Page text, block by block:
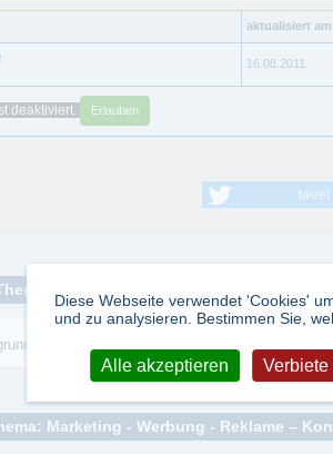
aktualisiert am
16.08.2011
deaktiviert. Erlauben
tweet
Diese Webseite verwendet 'Cookies'
und zu analysieren. Bestimmen Sie,
Alle akzeptieren